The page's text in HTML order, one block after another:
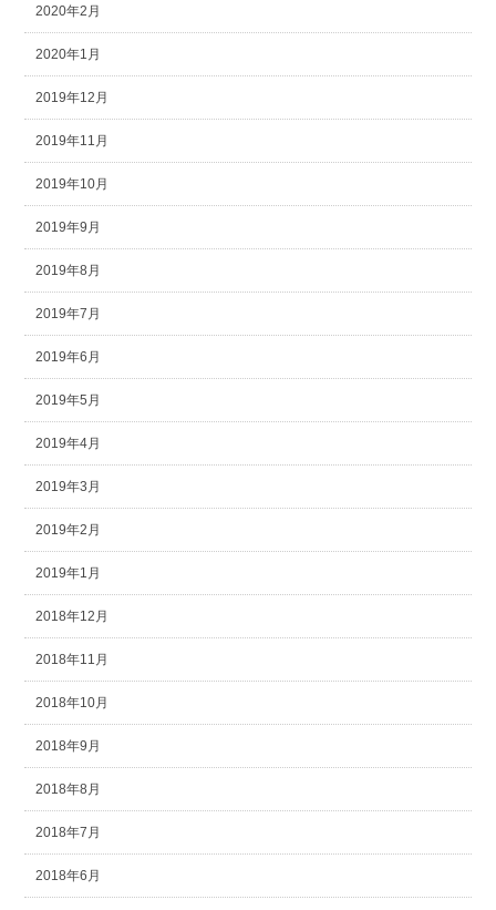
2020年2月
2020年1月
2019年12月
2019年11月
2019年10月
2019年9月
2019年8月
2019年7月
2019年6月
2019年5月
2019年4月
2019年3月
2019年2月
2019年1月
2018年12月
2018年11月
2018年10月
2018年9月
2018年8月
2018年7月
2018年6月